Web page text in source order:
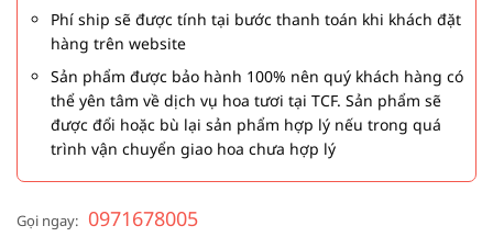
Phí ship sẽ được tính tại bước thanh toán khi khách đặt
hàng trên website
Sản phẩm được bảo hành 100% nên quý khách hàng có
thể yên tâm về dịch vụ hoa tươi tại TCF. Sản phẩm sẽ
được đổi hoặc bù lại sản phẩm hợp lý nếu trong quá
trình vận chuyển giao hoa chưa hợp lý
Gọi ngay: 0971678005